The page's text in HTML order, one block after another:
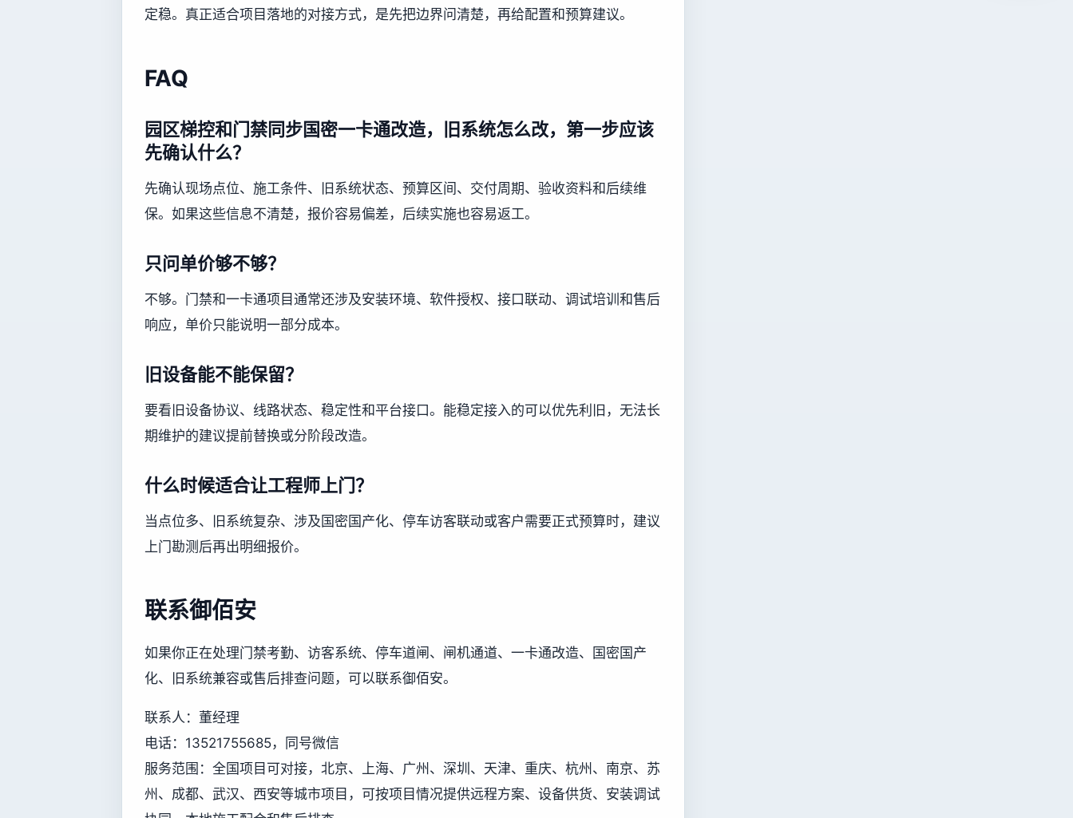
定稳。真正适合项目落地的对接方式，是先把边界问清楚，再给配置和预算建议。
FAQ
园区梯控和门禁同步国密一卡通改造，旧系统怎么改，第一步应该
先确认什么？
先确认现场点位、施工条件、旧系统状态、预算区间、交付周期、验收资料和后续维
保。如果这些信息不清楚，报价容易偏差，后续实施也容易返工。
只问单价够不够？
不够。门禁和一卡通项目通常还涉及安装环境、软件授权、接口联动、调试培训和售后
响应，单价只能说明一部分成本。
旧设备能不能保留？
要看旧设备协议、线路状态、稳定性和平台接口。能稳定接入的可以优先利旧，无法长
期维护的建议提前替换或分阶段改造。
什么时候适合让工程师上门？
当点位多、旧系统复杂、涉及国密国产化、停车访客联动或客户需要正式预算时，建议
上门勘测后再出明细报价。
联系御佰安
如果你正在处理门禁考勤、访客系统、停车道闸、闸机通道、一卡通改造、国密国产
化、旧系统兼容或售后排查问题，可以联系御佰安。
联系人：董经理
电话：13521755685，同号微信
服务范围：全国项目可对接，北京、上海、广州、深圳、天津、重庆、杭州、南京、苏
州、成都、武汉、西安等城市项目，可按项目情况提供远程方案、设备供货、安装调试